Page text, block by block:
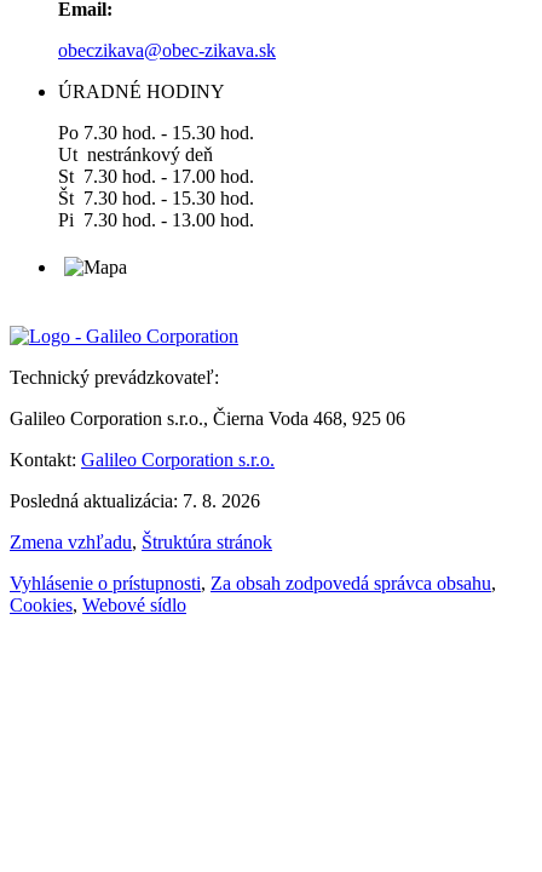
Email:
obeczikava@obec-zikava.sk
ÚRADNÉ HODINY
Po 7.30 hod. - 15.30 hod.
Ut nestránkový deň
St 7.30 hod. - 17.00 hod.
Št 7.30 hod. - 15.30 hod.
Pi 7.30 hod. - 13.00 hod.
Technický prevádzkovateľ:
Galileo Corporation s.r.o., Čierna Voda 468, 925 06
Kontakt: Galileo Corporation s.r.o.
Posledná aktualizácia: 7. 8. 2026
Zmena vzhľadu, Štruktúra stránok
Vyhlásenie o prístupnosti, Za obsah zodpovedá správca obsahu,
Cookies, Webové sídlo